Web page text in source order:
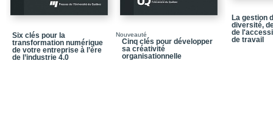
Six clés pour la
transformation numérique
de votre entreprise à l’ère
de l’industrie 4.0
Nouveauté
Cinq clés pour développer
sa créativité
organisationnelle
La gestion
diversité,
de
de travail